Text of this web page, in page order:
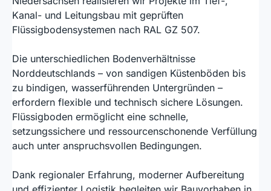
Kanal- und Leitungsbau mit geprüften
Flüssigbodensystemen nach RAL GZ 507.
Die unterschiedlichen Bodenverhältnisse
Norddeutschlands – von sandigen Küstenböden bis
zu bindigen, wasserführenden Untergründen –
erfordern flexible und technisch sichere Lösungen.
Flüssigboden ermöglicht eine schnelle,
setzungssichere und ressourcenschonende Verfüllung
auch unter anspruchsvollen Bedingungen.
Dank regionaler Erfahrung, moderner Aufbereitung